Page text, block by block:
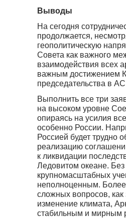
Выводы
На сегодня
продолжается,
геополитическую
Совета как важного
взаимодействия всех
важным достижением
председательства в
Выполнить все три
на высоком уровне
опираясь на усилия
особенно России.
Россией будет трудно
реализацию
к ликвидации
Ледовитом океане.
крупномасштабных
неполноценным. Более
сложных вопросов,
изменение климата,
стабильным и мирным